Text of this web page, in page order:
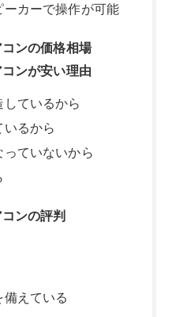
カーで操作が可能
ンの価格相場
ンが安い理由
ているから
るから
ていないから
ンの評判
えている